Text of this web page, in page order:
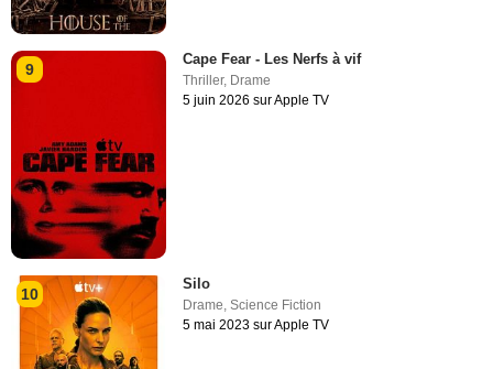
9
Cape Fear - Les Nerfs à vif
Thriller, Drame
5 juin 2026 sur Apple TV
10
Silo
Drame ,Science Fiction
5 mai 2023 sur Apple TV